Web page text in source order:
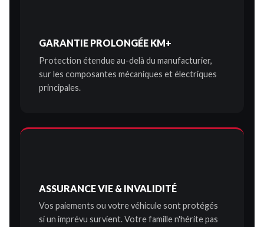
GARANTIE PROLONGÉE KM+
Protection étendue au-delà du manufacturier,
sur les composantes mécaniques et électriques
principales.
ASSURANCE VIE & INVALIDITÉ
Vos paiements ou votre véhicule sont protégés
si un imprévu survient. Votre famille n'hérite pas